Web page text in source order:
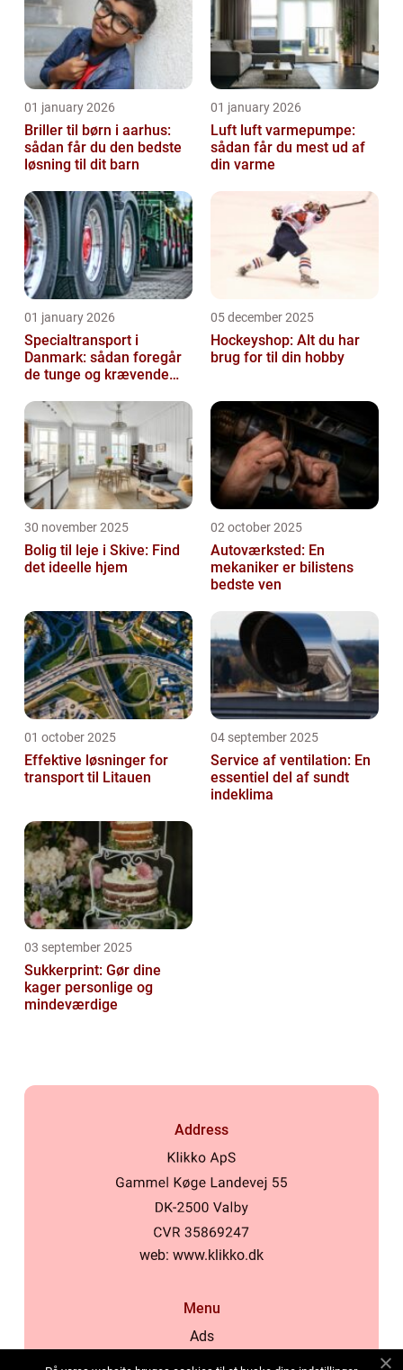
01 january 2026
Briller til børn i aarhus:
sådan får du den bedste
løsning til dit barn
01 january 2026
Luft luft varmepumpe:
sådan får du mest ud af
din varme
01 january 2026
Specialtransport i
Danmark: sådan foregår
de tunge og krævende
05 december 2025
Hockeyshop: Alt du har
brug for til din hobby
30 november 2025
Bolig til leje i Skive: Find
det ideelle hjem
02 october 2025
Autoværksted: En
mekaniker er bilistens
bedste ven
01 october 2025
Effektive løsninger for
transport til Litauen
04 september 2025
Service af ventilation: En
essentiel del af sundt
indeklima
03 september 2025
Sukkerprint: Gør dine
kager personlige og
mindeværdige
Address
web: www.klikko.dk
Menu
Ads